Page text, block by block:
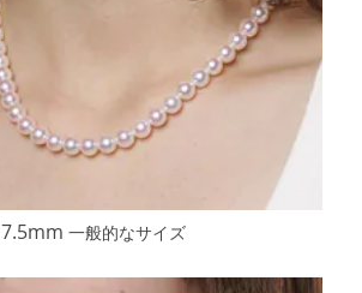
7.5mm 一般的なサイズ